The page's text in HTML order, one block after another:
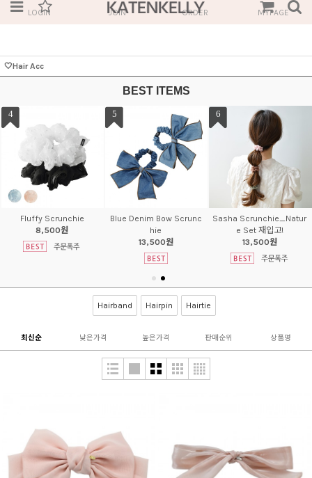
LOGIN JOIN ORDER MYPAGE
🤍Hair Acc
BEST ITEMS
4
Fluffy Scrunchie
8,500원
5
Blue Denim Bow Scrunc
hie
13,500원
6
Sasha Scrunchie_Natur
e Set 재입고!
13,500원
Hairband Hairpin Hairtie
최신순 낮은가격 높은가격 판매순위 상품명